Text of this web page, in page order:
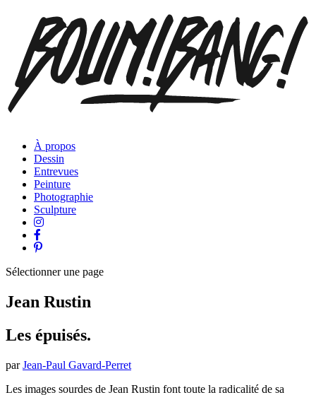
À propos
Dessin
Entrevues
Peinture
Photographie
Sculpture
Sélectionner une page
Jean Rustin
Les épuisés.
parJean-Paul Gavard-Perret
Les images sourdes de Jean Rustin font toute la radicalité de sa